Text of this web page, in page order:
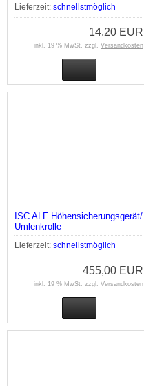
Lieferzeit: schnellstmöglich
14,20 EUR
inkl. 19 % MwSt. zzgl. Versandkosten
ISC ALF Höhensicherungsgerät/
Umlenkrolle
Lieferzeit: schnellstmöglich
455,00 EUR
inkl. 19 % MwSt. zzgl. Versandkosten